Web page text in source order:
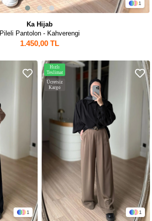
1
Ka Hijab
Pileli Pantolon - Kahverengi
1.450,00 TL
1 1
Ücretsiz
Kargo
Hızlı
Teslimat